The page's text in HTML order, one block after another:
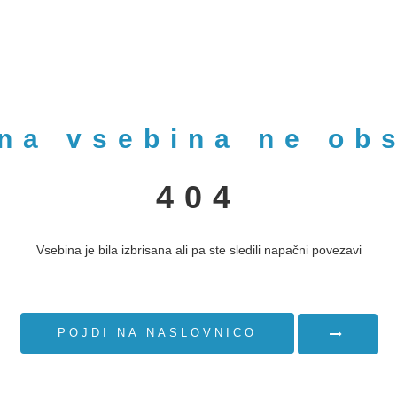
vsebina ne
404
Vsebina je bila izbrisana ali pa ste sledili napačni povezavi
POJDI NA NASLOVNICO